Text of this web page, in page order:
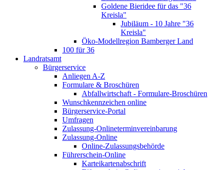
Goldene Bieridee für das "36
Kreisla"
Jubiläum - 10 Jahre "36
Kreisla"
Öko-Modellregion Bamberger Land
100 für 36
Landratsamt
Bürgerservice
Anliegen A-Z
Formulare & Broschüren
Abfallwirtschaft - Formulare-Broschüren
Wunschkennzeichen online
Bürgerservice-Portal
Umfragen
Zulassung-Onlineterminvereinbarung
Zulassung-Online
Online-Zulassungsbehörde
Führerschein-Online
Karteikartenabschrift